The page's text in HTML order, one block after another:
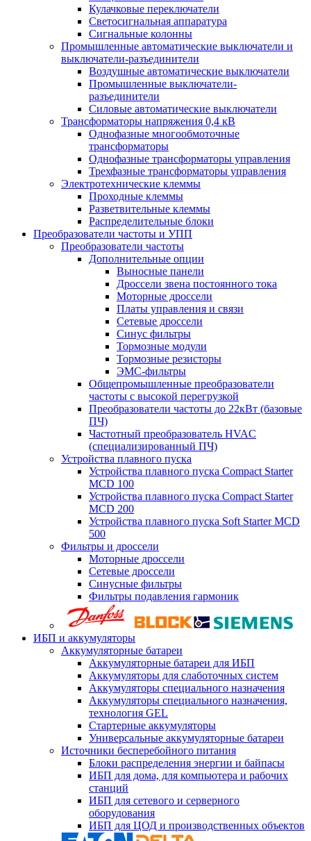
Кулачковые переключатели
Светосигнальная аппаратура
Сигнальные колонны
Промышленные автоматические выключатели и
выключатели-разъединители
Воздушные автоматические выключатели
Промышленные выключатели-
разъединители
Силовые автоматические выключатели
Трансформаторы напряжения 0,4 кВ
Однофазные многообмоточные
трансформаторы
Однофазные трансформаторы управления
Трехфазные трансформаторы управления
Электротехнические клеммы
Проходные клеммы
Разветвительные клеммы
Распределительные блоки
Преобразователи частоты и УПП
Преобразователи частоты
Дополнительные опции
Выносные панели
Дроссели звена постоянного тока
Моторные дроссели
Платы управления и связи
Сетевые дроссели
Синус фильтры
Тормозные модули
Тормозные резисторы
ЭМС-фильтры
Общепромышленные преобразователи
частоты с высокой перегрузкой
Преобразователи частоты до 22кВт (базовые
ПЧ)
Частотный преобразователь HVAC
(специализированный ПЧ)
Устройства плавного пуска
Устройства плавного пуска Compact Starter
MCD 100
Устройства плавного пуска Compact Starter
MCD 200
Устройства плавного пуска Soft Starter MCD
500
Фильтры и дроссели
Моторные дроссели
Сетевые дроссели
Синусные фильтры
Фильтры подавления гармоник
ИБП и аккумуляторы
Аккумуляторные батареи
Аккумуляторные батареи для ИБП
Аккумуляторы для слаботочных систем
Аккумуляторы специального назначения
Аккумуляторы специального назначения,
технология GEL
Стартерные аккумуляторы
Универсальные аккумуляторные батареи
Источники бесперебойного питания
Блоки распределения энергии и байпасы
ИБП для дома, для компьютера и рабочих
станций
ИБП для сетевого и серверного
оборудования
ИБП для ЦОД и производственных объектов